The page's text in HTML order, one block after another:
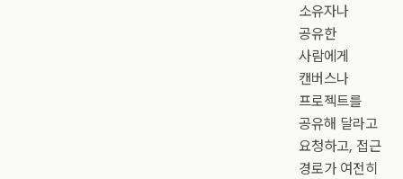
소유자나
공유한
사람에게
캔버스나
프로젝트를
공유해 달라고
요청하고, 접근
경로가 여전히